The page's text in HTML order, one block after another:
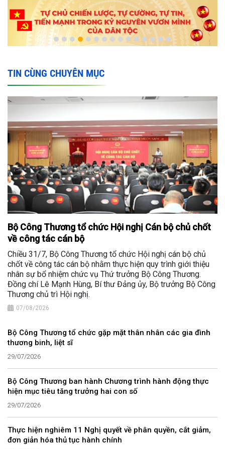
TIN CÙNG CHUYÊN MỤC
Bộ Công Thương tổ chức Hội nghị Cán bộ chủ chốt
về công tác cán bộ
Chiều 31/7, Bộ Công Thương tổ chức Hội nghị cán bộ chủ
chốt về công tác cán bộ nhằm thực hiện quy trình giới thiệu
nhân sự bổ nhiệm chức vụ Thứ trưởng Bộ Công Thương.
Đồng chí Lê Mạnh Hùng, Bí thư Đảng ủy, Bộ trưởng Bộ Công
Thương chủ trì Hội nghị.
07/08/2026
Bộ Công Thương tổ chức gặp mặt thân nhân các gia đình
thương binh, liệt sĩ
29/07/2026
Bộ Công Thương ban hành Chương trình hành động thực
hiện mục tiêu tăng trưởng hai con số
29/07/2026
Thực hiện nghiêm 11 Nghị quyết về phân quyền, cắt giảm,
đơn giản hóa thủ tục hành chính